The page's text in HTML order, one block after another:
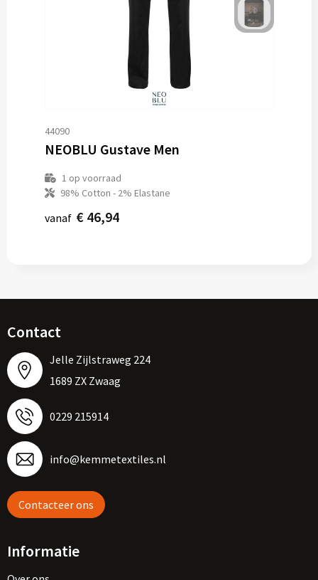
44090
NEOBLU Gustave Men
1 op voorraad
98% Cotton - 2% Elastane
vanaf € 46,94
Contact
Jelle Zijlstraweg 224
1689 ZX Zwaag
0229 215914
info@kemmetextiles.nl
Contacteer ons
Informatie